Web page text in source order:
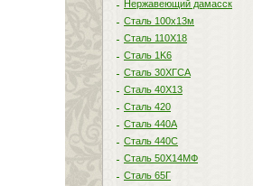
Нержавеющий дамасск
Сталь 100х13м
Сталь 110Х18
Сталь 1K6
Сталь 30ХГСА
Сталь 40Х13
Сталь 420
Сталь 440A
Сталь 440С
Сталь 50Х14МФ
Сталь 65Г